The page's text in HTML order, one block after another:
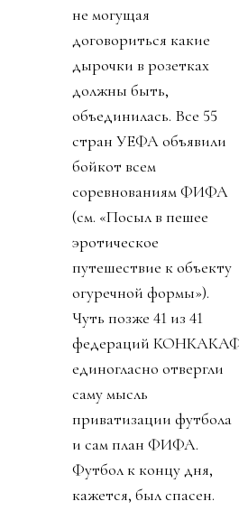
не могущая
договориться какие
дырочки в розетках
должны быть,
объединилась. Все 55
стран УЕФА объявили
бойкот всем
соревнованиям ФИФА
(см. «Посыл в пешее
эротическое
путешествие к объекту
огуречной формы»).
Чуть позже 41 из 41
федераций
единогласно отвергли
саму мысль
приватизации футбола
и сам план ФИФА.
Футбол к концу дня,
кажется, был спасен.